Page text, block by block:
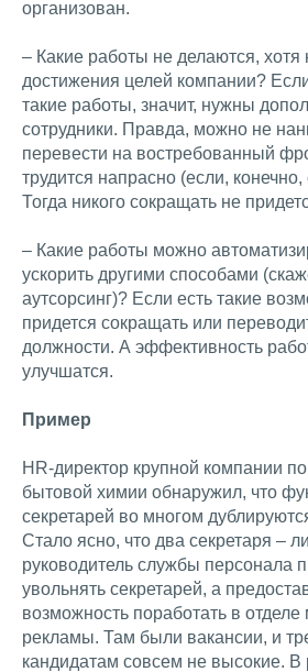
организован.
– Какие работы не делаются,
достижения целей компании?
такие работы, значит, нужны
сотрудники. Правда, можно не
перевести на востребованный
трудится напрасно (если,
Тогда никого сокращать не
– Какие работы можно
ускорить другими способами
аутсорсинг)? Если есть такие
придется сокращать или
должности. А эффективность
улучшатся.
Пример
HR-директор крупной компании
бытовой химии обнаружил, что
секретарей во многом
Стало ясно, что два секретаря –
руководитель службы персонала
увольнять секретарей, а
возможность поработать в отделе
рекламы. Там были вакансии, и
кандидатам совсем не высокие. В